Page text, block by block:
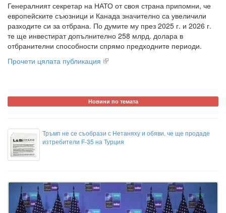
Генералният секретар на НАТО от своя страна припомни, че
европейските съюзници и Канада значително са увеличили
разходите си за отбрана. По думите му през 2025 г. и 2026 г.
те ще инвестират допълнително 258 млрд. долара в
отбранителни способности спрямо предходните периоди.
Прочети цялата публикация
Новини по темата
Тръмп не се съобрази с Нетаняху и обяви, че ще продаде
изтребители F-35 на Турция